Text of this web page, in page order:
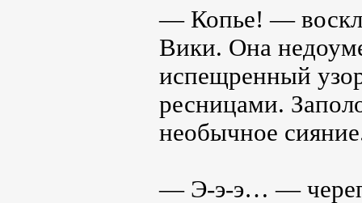
— Копье! —
Вики. Она
испещренный
ресницами.
необычное
— Э-э-э… — череп